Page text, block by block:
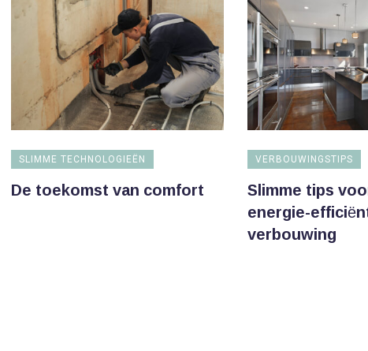
SLIMME TECHNOLOGIEËN
De toekomst van comfort
VERBOUWINGSTIPS
Slimme tips
energie-
verbouwing